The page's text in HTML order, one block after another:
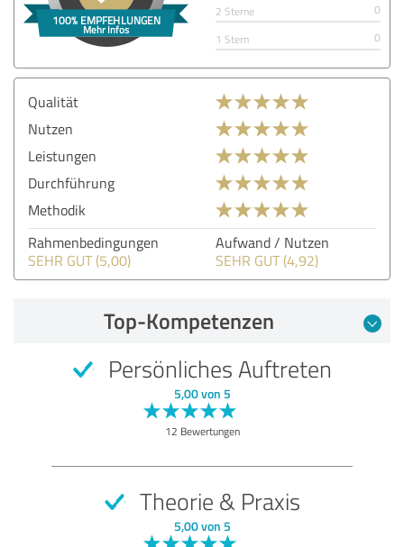
2 Sterne
0
1 Stern
0
Qualität
Nutzen
Leistungen
Durchführung
Methodik
Rahmenbedingungen
SEHR GUT (5,00)
Aufwand / Nutzen
SEHR GUT (4,92)
Top-Kompetenzen
Persönliches Auftreten
5,00 von 5
12 Bewertungen
Theorie & Praxis
5,00 von 5